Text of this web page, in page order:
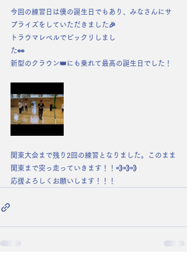
今回の練習日は僕の誕生日でもあり、みなさんにサ
プライズをしていただきました🎉
トラウマレベルでビックリしまし
た👀
新型のクラウン👑にも乗れて最高の誕生日でした！
関東大会まで残り2回の練習となりました。このまま
関東まで突っ走っていきます！！💨💨💨
応援よろしくお願いします！！！